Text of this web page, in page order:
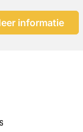
informatie